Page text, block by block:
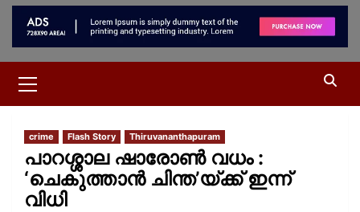
crime Flash Story Thiruvananthapuram
പാറശ്ശാല ഷാരോൺ വധം :
‘ചെകുത്താൻ ചിന്ത’യ്ക്ക് ഇന്ന്
വിധി